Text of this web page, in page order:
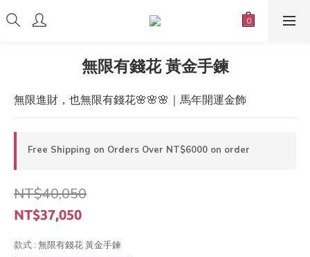
無限有錢花 黃金手鍊
無限進財，也無限有錢花🌸🌸🌸｜馬年開運金飾
Free Shipping on Orders Over NT$6000 on order
NT$40,050
NT$37,050
款式 : 無限有錢花 黃金手鍊